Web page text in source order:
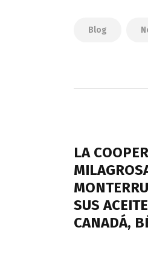
Blog
LA
SUS
CANADÁ,